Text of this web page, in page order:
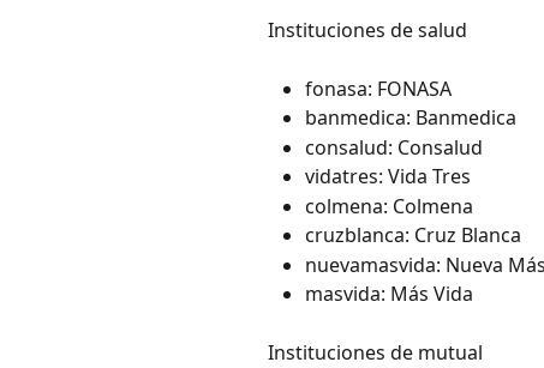
Instituciones de salud
fonasa: FONASA
banmedica: Banmedica
consalud: Consalud
vidatres: Vida Tres
colmena: Colmena
cruzblanca: Cruz Blanca
nuevamasvida: Nueva
masvida: Más Vida
Instituciones de mutual